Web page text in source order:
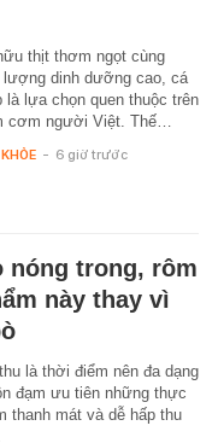
thịt thơm ngọt cùng
lượng dinh dưỡng cao, cá
là lựa chọn quen thuộc trên
cơm người Việt. Thế…
- 6 giờ trước
nóng trong, rôm
này thay vì
là thời điểm nên đa dạng
đạm ưu tiên những thực
thanh mát và dễ hấp thu